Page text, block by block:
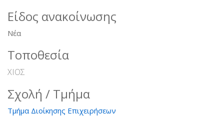
Είδος ανακοίνωσης
Νέα
Τοποθεσία
ΧΙΟΣ
Σχολή / Τμήμα
Τμήμα Διοίκησης Επιχειρήσεων